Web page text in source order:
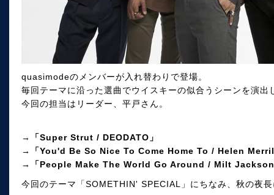
quasimodeのメンバーが入れ替わりで登場。
毎回テーマに沿った選曲でウイスキーの似合うシーンを演出
今回の担当はリーダー、平戸さん。
→「Super Strut / DEODATO」
→「You'd Be So Nice To Come Home To / Helen
→「People Make The World Go Around / Milt
今回のテーマ「SOMETHIN' SPECIAL」にちなみ、秋の夜